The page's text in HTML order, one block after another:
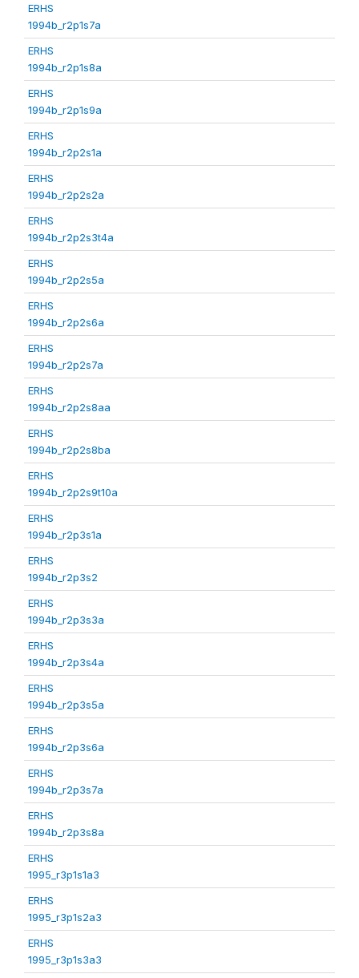
ERHS
1994b_r2p1s7a
ERHS
1994b_r2p1s8a
ERHS
1994b_r2p1s9a
ERHS
1994b_r2p2s1a
ERHS
1994b_r2p2s2a
ERHS
1994b_r2p2s3t4a
ERHS
1994b_r2p2s5a
ERHS
1994b_r2p2s6a
ERHS
1994b_r2p2s7a
ERHS
1994b_r2p2s8aa
ERHS
1994b_r2p2s8ba
ERHS
1994b_r2p2s9t10a
ERHS
1994b_r2p3s1a
ERHS
1994b_r2p3s2
ERHS
1994b_r2p3s3a
ERHS
1994b_r2p3s4a
ERHS
1994b_r2p3s5a
ERHS
1994b_r2p3s6a
ERHS
1994b_r2p3s7a
ERHS
1994b_r2p3s8a
ERHS
1995_r3p1s1a3
ERHS
1995_r3p1s2a3
ERHS
1995_r3p1s3a3